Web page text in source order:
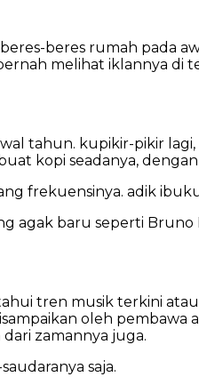
beres rumah pada
melihat iklannya di
tahun. kupikir-pikir
kopi seadanya,
frekuensinya. adik
agak baru seperti Bruno
tren musik terkini
oleh pembawa
zamannya juga.
saja.